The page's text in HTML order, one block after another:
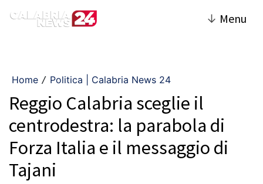
↓ Menu
Home / Politica | Calabria News 24
Reggio Calabria sceglie il
centrodestra: la parabola di
Forza Italia e il messaggio di
Tajani